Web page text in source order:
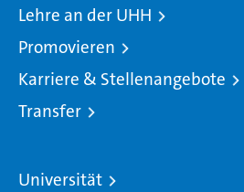
Lehre an der UHH
Promovieren
Karriere & Stellenangebote
Transfer
Universität